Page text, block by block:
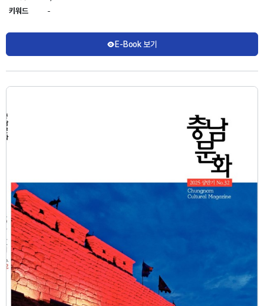
키워드
-
E-Book 보기